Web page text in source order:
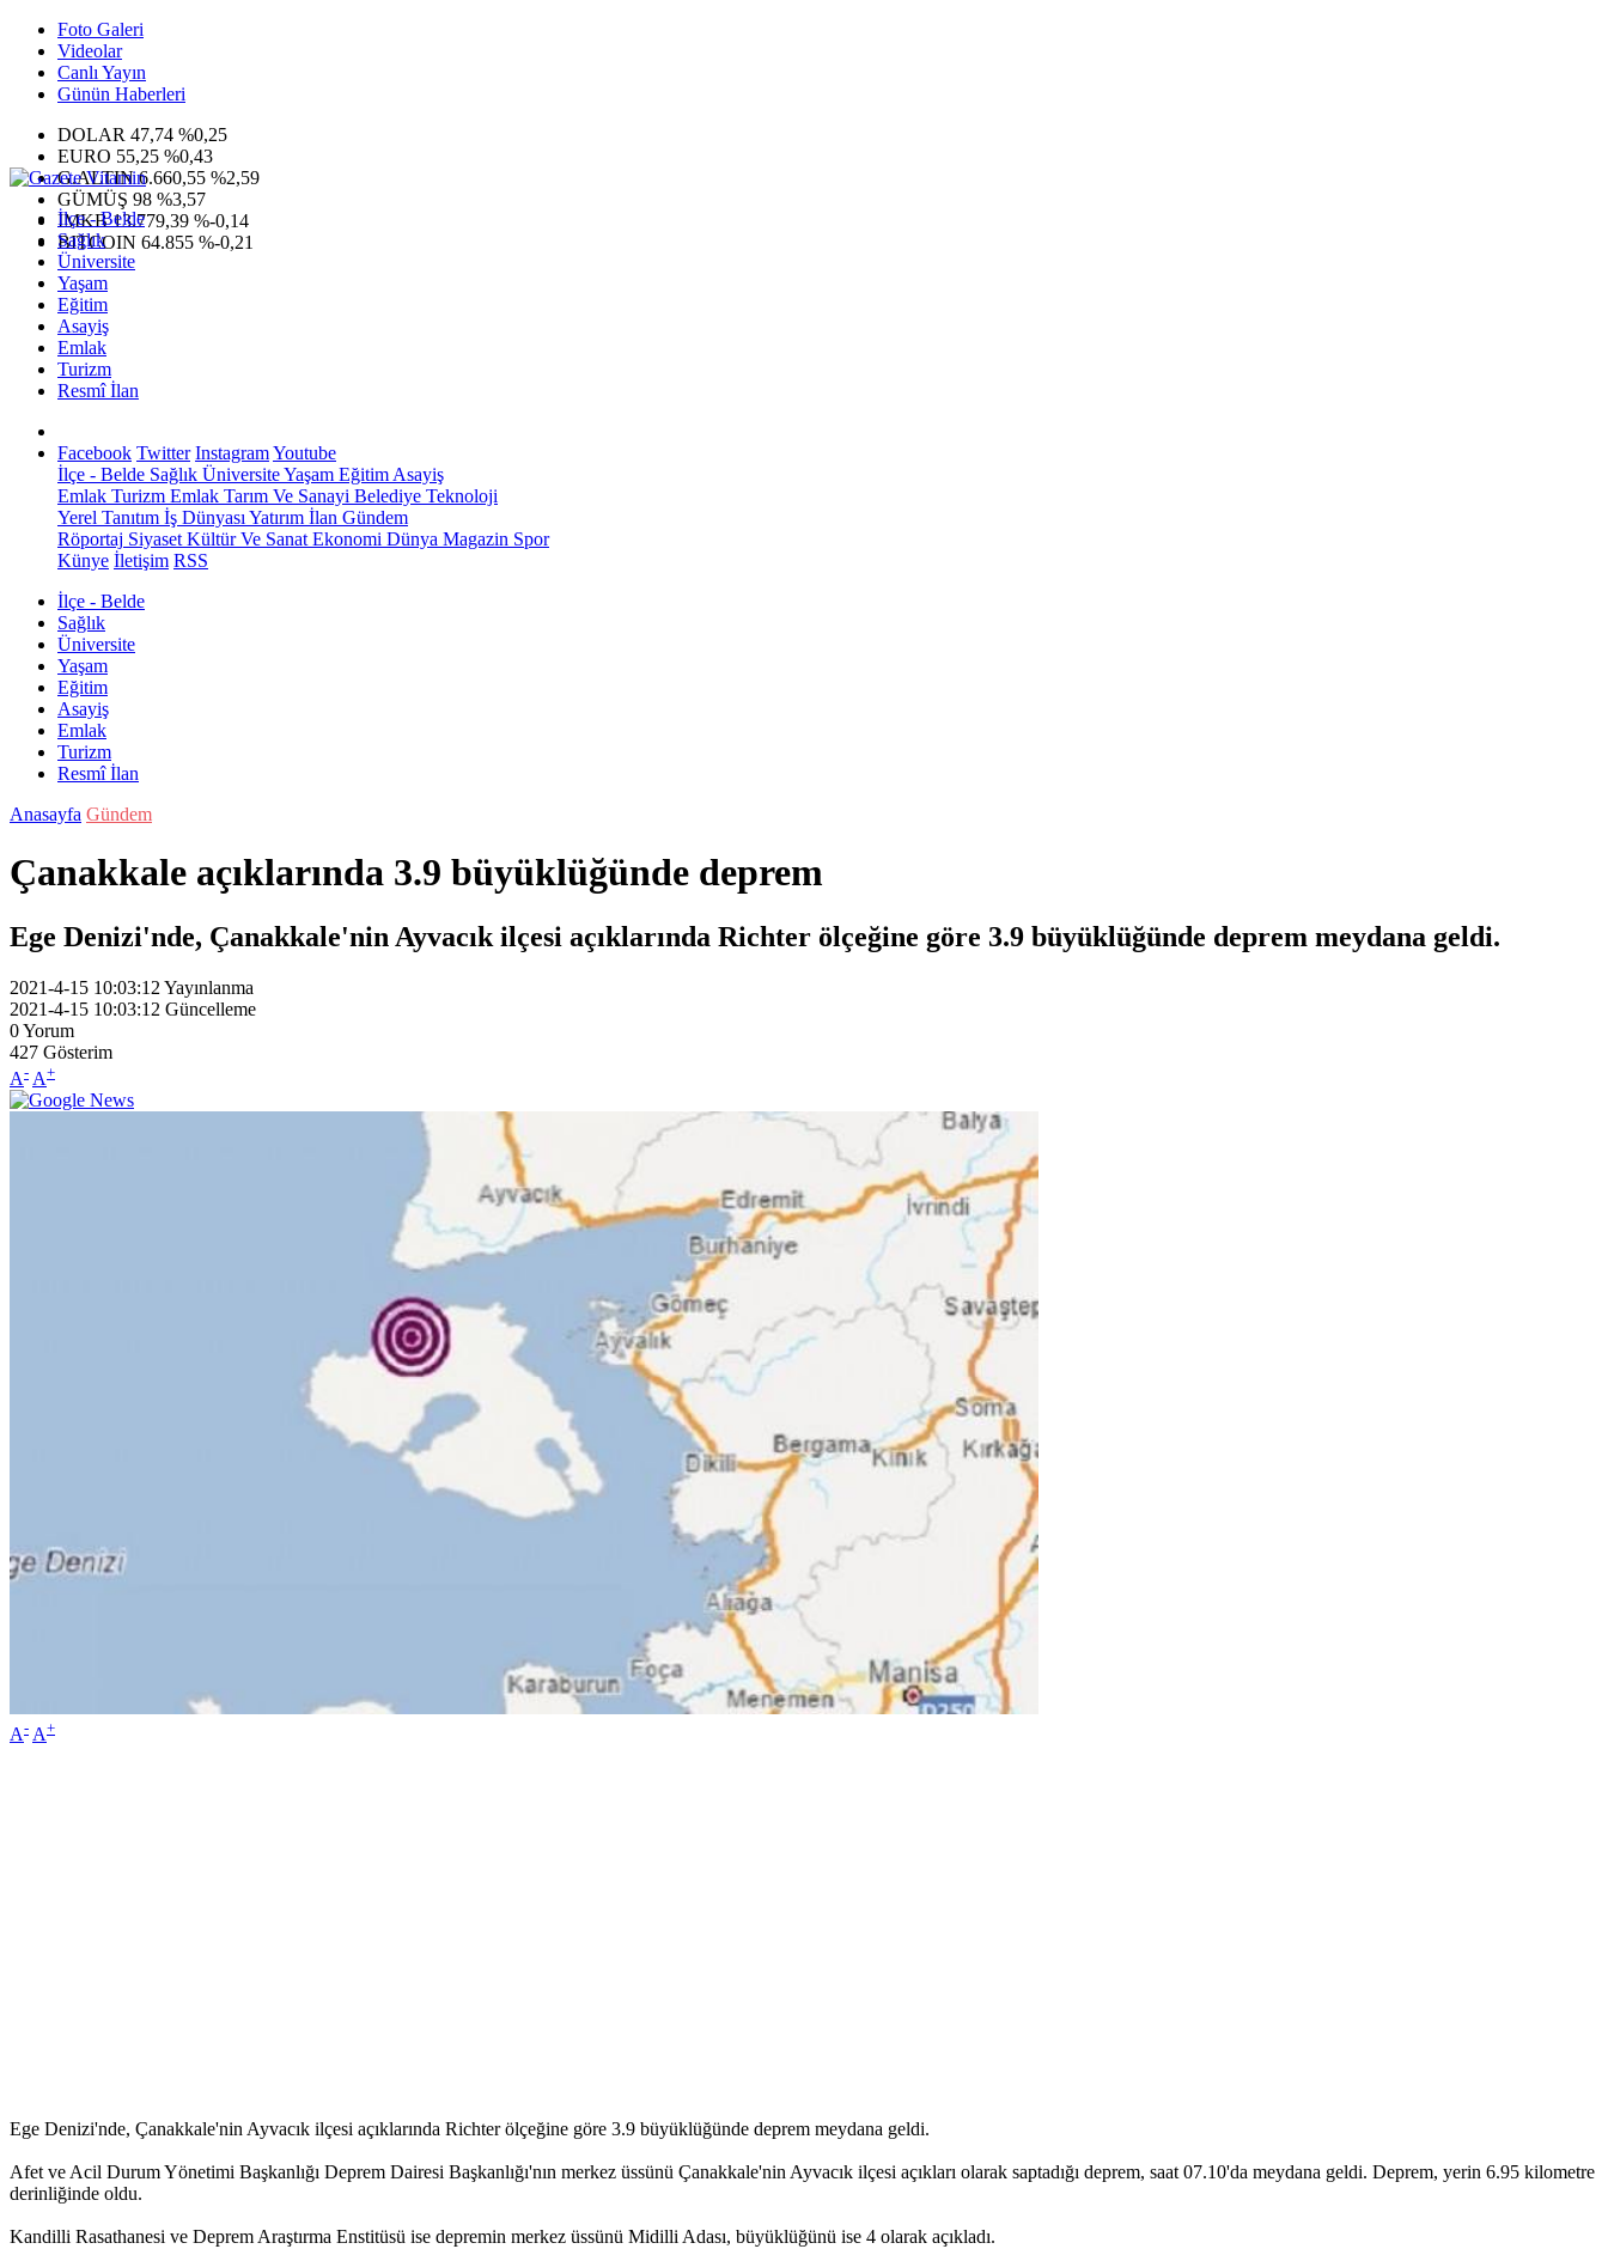
Foto Galeri
Videolar
Canlı Yayın
Günün Haberleri
DOLAR 47,74 %0,25
EURO 55,25 %0,43
G.ALTIN6.660,55 %2,59
GÜMÜŞ 98 %3,57
IMKB13.779,39 %-0,14
BITCOIN 64.855 %-0,21
İlçe - Belde
Sağlık
Üniversite
Yaşam
Eğitim
Asayiş
Emlak
Turizm
Resmî İlan
Facebook Twitter InstagramYoutube
İlçe - Belde Sağlık ÜniversiteYaşam Eğitim Asayiş
Emlak Turizm Emlak Tarım Ve Sanayi Belediye Teknoloji
Yerel Tanıtım İş Dünyası Yatırım İlan Gündem
Röportaj Siyaset Kültür Ve Sanat Ekonomi Dünya Magazin Spor
Künye İletişim RSS
İlçe - Belde
Sağlık
Üniversite
Yaşam
Eğitim
Asayiş
Emlak
Turizm
Resmî İlan
Anasayfa Gündem
Çanakkale açıklarında 3.9 büyüklüğünde deprem
Ege Denizi'nde, Çanakkale'nin Ayvacık ilçesi açıklarında Richter ölçeğine göre 3.9 büyüklüğünde deprem meydana geldi.
2021-4-15 10:03:12 Yayınlanma
2021-4-15 10:03:12 Güncelleme
0Yorum
427 Gösterim
A- A+
A- A+
Ege Denizi'nde, Çanakkale'nin Ayvacık ilçesi açıklarında Richter ölçeğine göre 3.9 büyüklüğünde deprem meydana geldi.
Afet ve Acil Durum Yönetimi Başkanlığı Deprem Dairesi Başkanlığı'nın merkez üssünü Çanakkale'nin Ayvacık ilçesi açıkları olarak saptadığı deprem, saat 07.10'da meydana geldi. Deprem, yerin 6.95 kilometre
derinliğinde oldu.
Kandilli Rasathanesi ve Deprem Araştırma Enstitüsü ise depremin merkez üssünü Midilli Adası, büyüklüğünü ise 4 olarak açıkladı.